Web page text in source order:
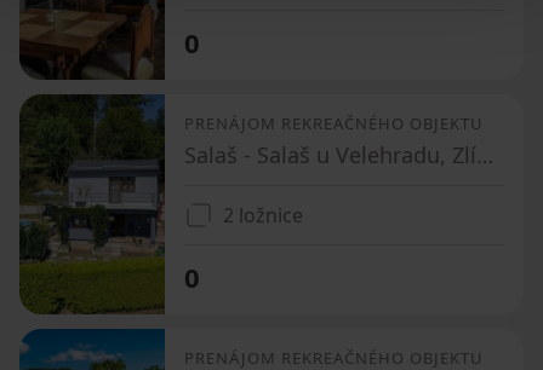
0
PRENÁJOM REKREAČNÉHO OBJEKTU
Salaš - Salaš u Velehradu, Zlínský kraj
2 ložnice
0
PRENÁJOM REKREAČNÉHO OBJEKTU